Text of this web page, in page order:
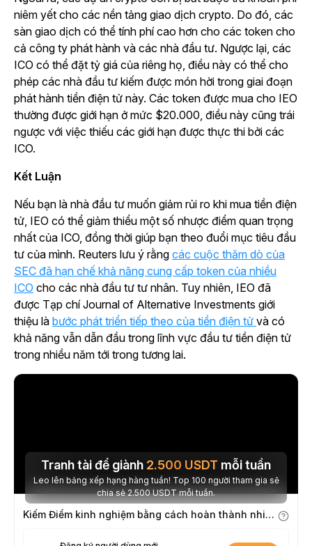
niêm yết cho các nền tảng giao dịch crypto. Do đó, các
sàn giao dịch có thể tính phí cao hơn cho các token cho
cả công ty phát hành và các nhà đầu tư. Ngược lại, các
ICO có thể đặt tỷ giá của riêng họ, điều này có thể cho
phép các nhà đầu tư kiếm được món hời trong giai đoạn
phát hành tiền điện tử này. Các token được mua cho IEO
thường được giới hạn ở mức $20.000, điều này cũng trái
ngược với việc thiếu các giới hạn được thực thi bởi các
ICO.
Kết Luận
Nếu bạn là nhà đầu tư muốn giảm rủi ro khi mua tiền điện
tử, IEO có thể giảm thiểu một số nhược điểm quan trọng
nhất của ICO, đồng thời giúp bạn theo đuổi mục tiêu đầu
tư của mình. Reuters lưu ý rằng các cuộc thăm dò của
SEC đã hạn chế khả năng cung cấp token của nhiều
ICO cho các nhà đầu tư tư nhân. Tuy nhiên, IEO đã
được Tạp chíJournal of Alternative Investments giới
thiệu là bước phát triển tiếp theo của tiền điện tử và có
khả năng vẫn dẫn đầu trong lĩnh vực đầu tư tiền điện tử
trong nhiều năm tới trong tương lai.
Tranh tài để giành 2.500 USDT mỗi tuần
Leo lên bảng xếp hạng hàng tuần! Top 100 người tham gia sẽ
chia sẻ 2.500 USDT mỗi tuần.
Kiếm Điểm kinh nghiệm bằng cách hoàn thành nhiệm vụ